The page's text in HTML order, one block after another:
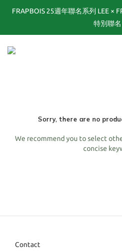
FRAPBOIS 25週年聯名系列 LEE ×
特別聯
FRAPBOIS 25週年聯名系列 LEE ×
特別聯
TOGA x NTS capsule
FRAPBOIS 25週年聯名系列 LEE ×
Sorry, there are no
We recommend you to select
concise
Contact